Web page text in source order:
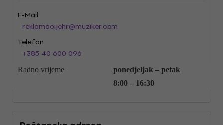
E-Mail
reklamacijehr@muziker.com
Telefon
+385 40 600 096
Radno vrijeme
ponedjeljak – petak
8:00 – 16:30